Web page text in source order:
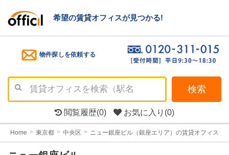
希望の賃貸オフィスが見つかる!
物件探しを依頼する
検索
閲覧履歴(0) お気に入り (0)
Home 東京都 中央区 ニュー銀座ビル（銀座エリア）の賃貸オフィス